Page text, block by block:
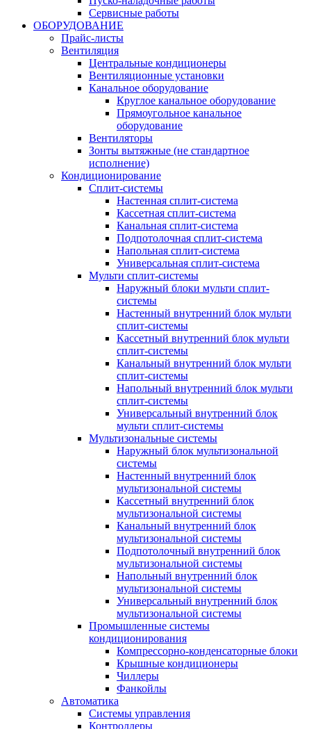
Сервисные работы
ОБОРУДОВАНИЕ
Прайс-листы
Вентиляция
Центральные кондиционеры
Вентиляционные установки
Канальное оборудование
Круглое канальное оборудование
Прямоугольное канальное
оборудование
Вентиляторы
Зонты вытяжные (не стандартное
исполнение)
Кондиционирование
Сплит-системы
Настенная сплит-система
Кассетная сплит-система
Канальная сплит-система
Подпотолочная сплит-система
Напольная сплит-система
Универсальная сплит-система
Мульти сплит-системы
Наружный блоки мульти сплит-
системы
Настенный внутренний блок мульти
сплит-системы
Кассетный внутренний блок мульти
сплит-системы
Канальный внутренний блок мульти
сплит-системы
Напольный внутренний блок мульти
сплит-системы
Универсальный внутренний блок
мульти сплит-системы
Мультизональные системы
Наружный блок мультизональной
системы
Настенный внутренний блок
мультизональной системы
Кассетный внутренний блок
мультизональной системы
Канальный внутренний блок
мультизональной системы
Подпотолочный внутренний блок
мультизональной системы
Напольный внутренний блок
мультизональной системы
Универсальный внутренний блок
мультизональной системы
Промышленные системы
кондиционирования
Компрессорно-конденсаторные блоки
Крышные кондиционеры
Чиллеры
Фанкойлы
Автоматика
Системы управления
Контроллеры